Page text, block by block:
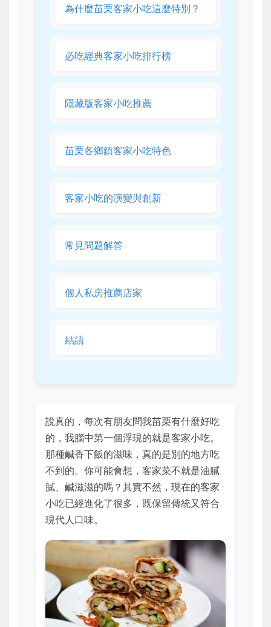
為什麼苗栗客家小吃這麼特別？
必吃經典客家小吃排行榜
隱藏版客家小吃推薦
苗栗各鄉鎮客家小吃特色
客家小吃的演變與創新
常見問題解答
個人私房推薦店家
結語
說真的，每次有朋友問我苗栗有什麼好吃
的，我腦中第一個浮現的就是客家小吃。
那種鹹香下飯的滋味，真的是別的地方吃
不到的。你可能會想，客家菜不就是油膩
膩、鹹滋滋的嗎？其實不然，現在的客家
小吃已經進化了很多，既保留傳統又符合
現代人口味。